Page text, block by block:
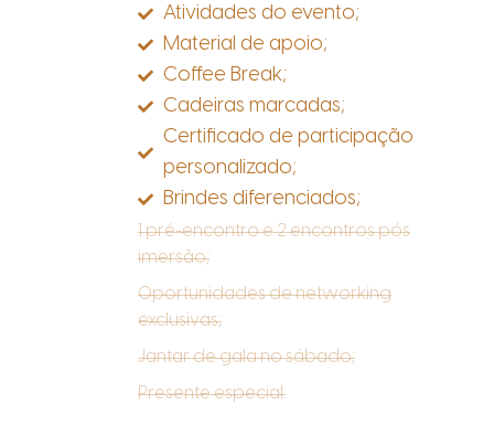
Atividades do evento;
Material de apoio;
Coffee Break;
Cadeiras marcadas;
Certificado de participação
personalizado;
Brindes diferenciados;
1 pré-encontro e 2 encontros pós
imersão;
Oportunidades de networking
exclusivas;
Jantar de gala no sábado;
Presente especial.